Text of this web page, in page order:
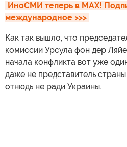
ИноСМИ теперь в MAX!
международное >>>
Как так вышло, что
комиссии Урсула фон дер
начала конфликта вот уже
даже не представитель
отнюдь не ради Украины.